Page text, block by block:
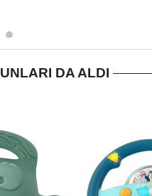
DA ALDI